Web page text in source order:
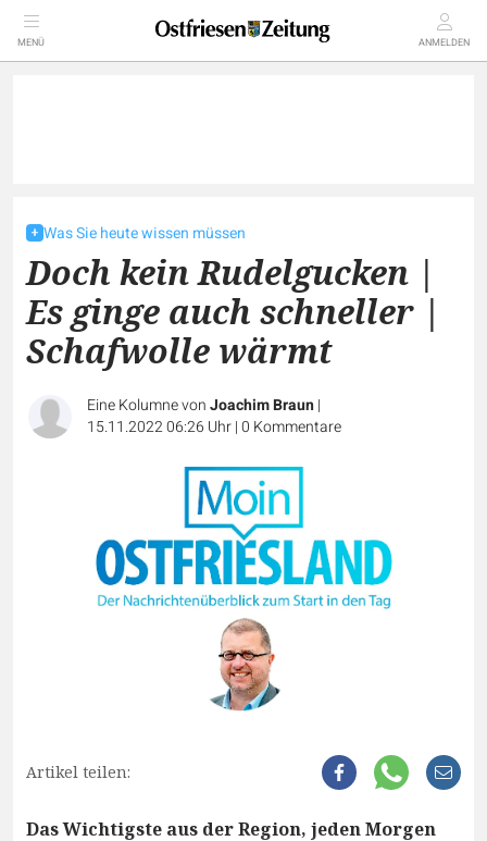
MENÜ ANMELDEN
Was Sie heute wissen müssen
Doch kein Rudelgucken |
Es ginge auch schneller |
Schafwolle wärmt
Eine Kolumne vonJoachim Braun|
15.11.2022 06:26 Uhr|0 Kommentare
Artikel teilen:
Das Wichtigste aus der Region, jeden Morgen